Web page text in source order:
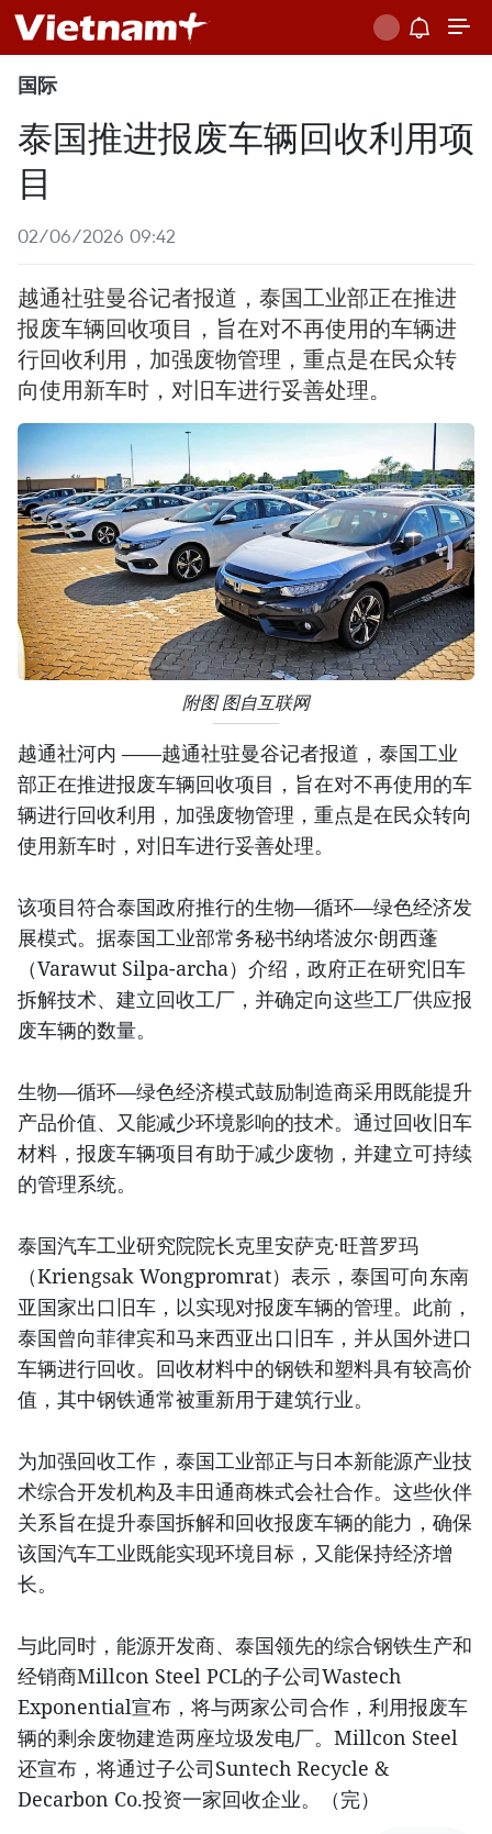
国际
泰国推进报废车辆回收利用项
目
02/06/2026 09:42
越通社驻曼谷记者报道，泰国工业部正在推进
报废车辆回收项目，旨在对不再使用的车辆进
行回收利用，加强废物管理，重点是在民众转
向使用新车时，对旧车进行妥善处理。
附图 图自互联网
越通社河内 ——越通社驻曼谷记者报道，泰国工业
部正在推进报废车辆回收项目，旨在对不再使用的车
辆进行回收利用，加强废物管理，重点是在民众转向
使用新车时，对旧车进行妥善处理。
该项目符合泰国政府推行的生物—循环—绿色经济发
展模式。据泰国工业部常务秘书纳塔波尔·朗西蓬
（Varawut Silpa-archa）介绍，政府正在研究旧车
拆解技术、建立回收工厂，并确定向这些工厂供应报
废车辆的数量。
生物—循环—绿色经济模式鼓励制造商采用既能提升
产品价值、又能减少环境影响的技术。通过回收旧车
材料，报废车辆项目有助于减少废物，并建立可持续
的管理系统。
泰国汽车工业研究院院长克里安萨克·旺普罗玛
（Kriengsak Wongpromrat）表示，泰国可向东南
亚国家出口旧车，以实现对报废车辆的管理。此前，
泰国曾向菲律宾和马来西亚出口旧车，并从国外进口
车辆进行回收。回收材料中的钢铁和塑料具有较高价
值，其中钢铁通常被重新用于建筑行业。
为加强回收工作，泰国工业部正与日本新能源产业技
术综合开发机构及丰田通商株式会社合作。这些伙伴
关系旨在提升泰国拆解和回收报废车辆的能力，确保
该国汽车工业既能实现环境目标，又能保持经济增
长。
与此同时，能源开发商、泰国领先的综合钢铁生产和
经销商Millcon Steel PCL的子公司Wastech
Exponential宣布，将与两家公司合作，利用报废车
辆的剩余废物建造两座垃圾发电厂。Millcon Steel
还宣布，将通过子公司Suntech Recycle &
Decarbon Co.投资一家回收企业。（完）